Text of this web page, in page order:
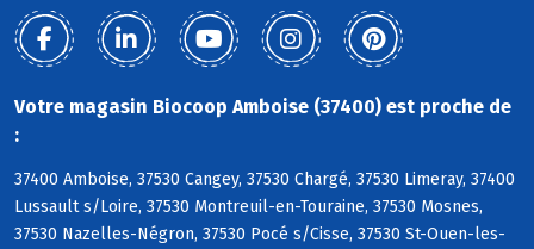
Votre magasin Biocoop Amboise (37400) est proche de
:
37400 Amboise, 37530 Cangey, 37530 Chargé, 37530 Limeray, 37400
Lussault s/Loire, 37530 Montreuil-en-Touraine, 37530 Mosnes,
37530 Nazelles-Négron, 37530 Pocé s/Cisse, 37530 St-Ouen-les-